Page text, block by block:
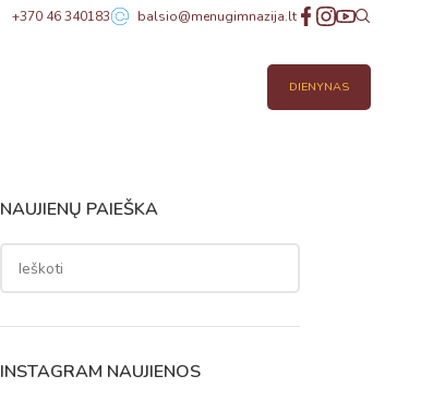
+370 46 340183 balsio@menugimnazija.lt
DIENYNAS
NAUJIENŲ PAIEŠKA
INSTAGRAM NAUJIENOS